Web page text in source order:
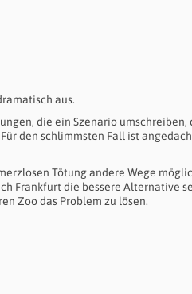
aus.
die ein Szenario
den schlimmsten Fall ist
Tötung andere Wege
Frankfurt die bessere Alternative
Zoo das Problem zu lösen.